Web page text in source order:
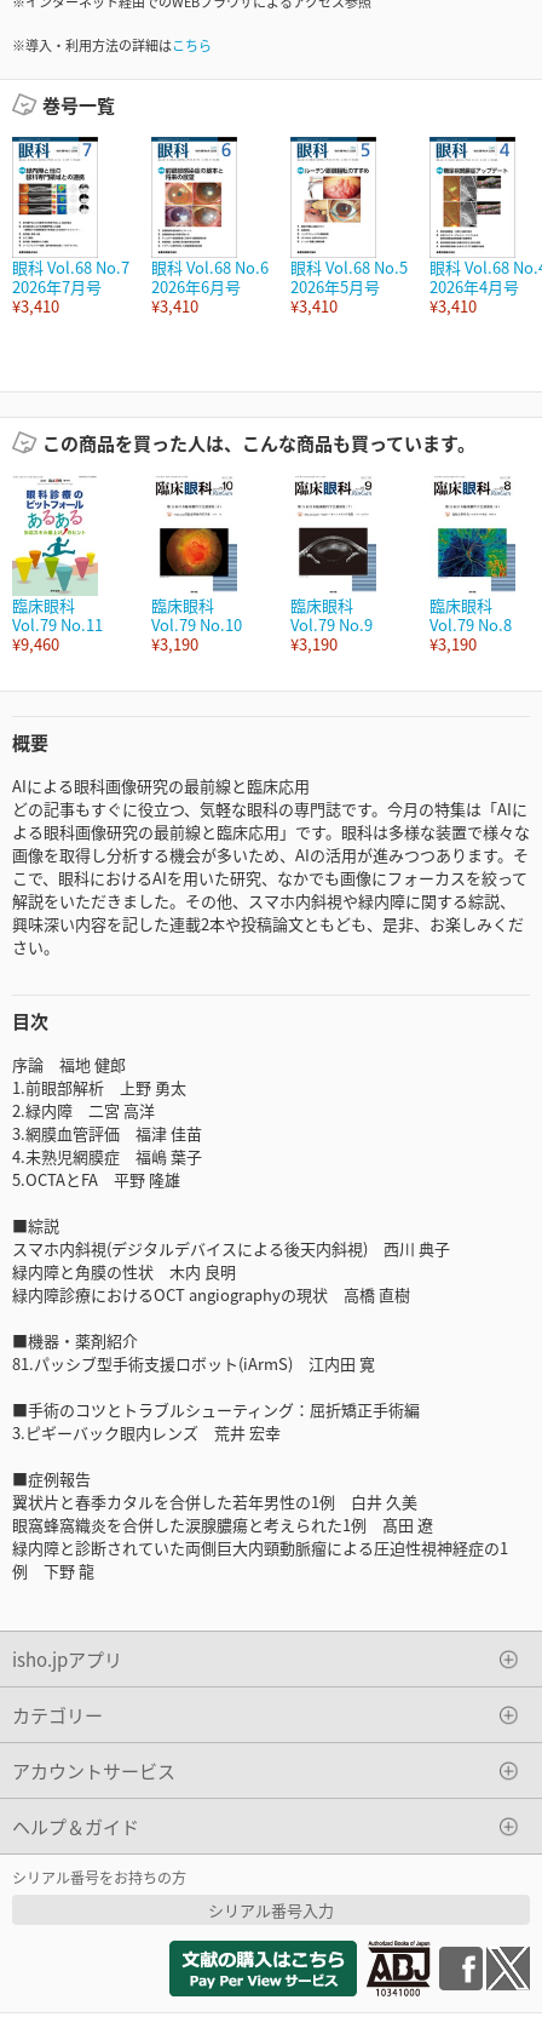
※導入・利用方法の詳細はこちら
巻号一覧
眼科 Vol.68 No.7
2026年7月号
¥3,410
眼科 Vol.68 No.6
2026年6月号
¥3,410
眼科 Vol.68 No.5
2026年5月号
¥3,410
眼科 Vol.68
2026年4月号
¥3,410
この商品を買った人は、こんな商品も買っています。
臨床眼科
Vol.79 No.11
¥9,460
臨床眼科
Vol.79 No.10
¥3,190
臨床眼科
Vol.79 No.9
¥3,190
臨床眼科
Vol.79 No.8
¥3,190
概要
AIによる眼科画像研究の最前線と臨床応用
どの記事もすぐに役立つ、気軽な眼科の専門誌です。今月の特集は「AIに
よる眼科画像研究の最前線と臨床応用」です。眼科は多様な装置で様々な
画像を取得し分析する機会が多いため、AIの活用が進みつつあります。そ
こで、眼科におけるAIを用いた研究、なかでも画像にフォーカスを絞って
解説をいただきました。その他、スマホ内斜視や緑内障に関する綜説、
興味深い内容を記した連載2本や投稿論文ともども、是非、お楽しみくだ
さい。
目次
序論 福地 健郎
1.前眼部解析 上野 勇太
2.緑内障 二宮 高洋
3.網膜血管評価 福津 佳苗
4.未熟児網膜症 福嶋 葉子
5.OCTAとFA 平野 隆雄
■綜説
スマホ内斜視(デジタルデバイスによる後天内斜視) 西川 典子
緑内障と角膜の性状 木内 良明
緑内障診療におけるOCT angiographyの現状 高橋 直樹
■機器・薬剤紹介
81.パッシブ型手術支援ロボット(iArmS) 江内田 寛
■手術のコツとトラブルシューティング：屈折矯正手術編
3.ピギーバック眼内レンズ 荒井 宏幸
■症例報告
翼状片と春季カタルを合併した若年男性の1例 白井 久美
眼窩蜂窩織炎を合併した涙腺膿瘍と考えられた1例 髙田 遼
緑内障と診断されていた両側巨大内頸動脈瘤による圧迫性視神経症の1
例 下野 龍
isho.jpアプリ
カテゴリー
アカウントサービス
ヘルプ＆ガイド
シリアル番号をお持ちの方
シリアル番号入力